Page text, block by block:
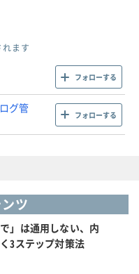
ます
フォローする
グ管
フォローする
ツ
で」は通用しない、内
3ステップ対策法